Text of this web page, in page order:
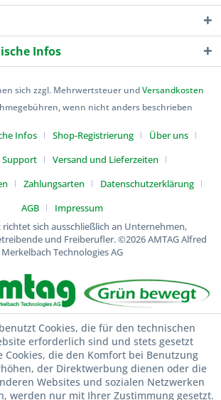
Infos
sich zzgl. Mehrwertsteuer undVersandkosten
wenn nicht anders beschrieben
Infos Shop-Registrierung
Über uns
Support
Versand und Lieferzeiten
Zahlungsarten
Datenschutzerklärung
AGB
Impressum
richtet sich ausschließlich an Unternehmen,
und Freiberufler.©2026 AMTAG Alfred
Merkelbach Technologies AG
Cookies, die für den technischen
erforderlich sind und stets gesetzt
Cookies, die den Komfort bei Benutzung
der Direktwerbung dienen oder die
Websites und sozialen Netzwerken
werden nur mit Ihrer Zustimmung gesetzt.